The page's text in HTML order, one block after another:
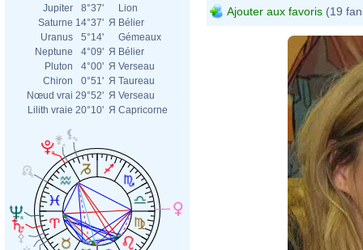
Jupiter
8°37'
Lion
Saturne 14°37' Я Bélier
Uranus
5°14'
Gémeaux
Neptune
4°09' Я Bélier
Pluton
4°00' Я Verseau
Chiron
0°51' Я Taureau
Nœud vrai 29°52' Я Verseau
Lilith vraie 20°10' Я Capricorne
Ajouter aux favoris (19